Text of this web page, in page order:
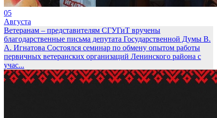
05
Августа
Ветеранам – представителям СГУГиТ вручены
благодарственные письма депутата Государственной Думы В.
А. Игнатова Состоялся семинар по обмену опытом работы
первичных ветеранских организаций Ленинского района с
учас...